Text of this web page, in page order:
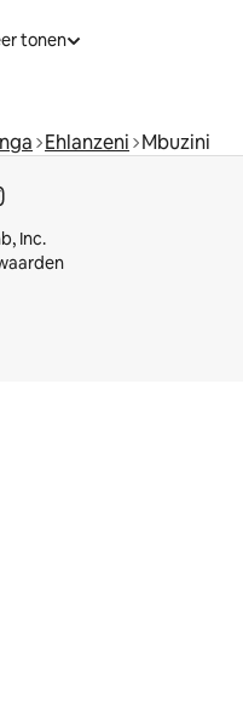
tonen
Ehlanzeni Mbuzini
Inc.